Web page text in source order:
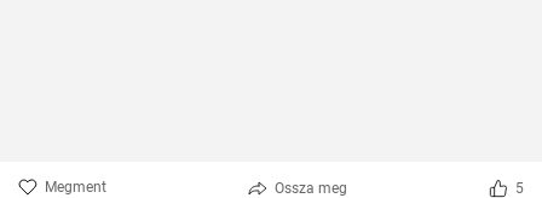
Megment Ossza meg 5